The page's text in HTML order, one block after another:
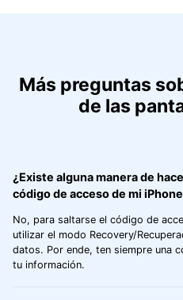
Más preguntas
de las
¿Existe alguna manera de
código de acceso de mi
No, para saltarse el código de
utilizar el modo Recovery/
datos.󠀲󠀡󠀥󠀤󠀦󠀥󠀣󠀧󠀣󠀳󠀰 Por ende, ten siempre una
tu información.